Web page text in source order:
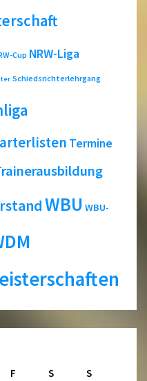
Cup NRW-Liga
Schiedsrichterlehrgang
Termine
WBU WBU-
F S
S